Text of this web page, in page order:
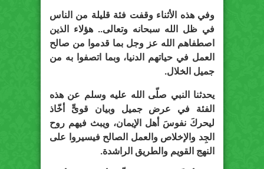
وفي هذه الأثناء وقفت فئة قليلة من الناس
في ظل الله سبحانه وتعالى.. هؤلاء الذين
اصطفاهم الله عز وجل بما قدموا من صالح
العمل في حياتهم الدنيا، وبما اتصفوا به من
جميل الخلال.
يحدثنا النبي صلّى الله عليه وسلم عن هذه
الفئة في عرض جميل وبيان قوىٍّ أخّاذ
ليحركَ نفوسَ أهل الإيمان، ويبث فيهم روح
الجِد والإخلاص والعمل الصالح فيسيروا على
النهج القويم والطريق الراشدة.